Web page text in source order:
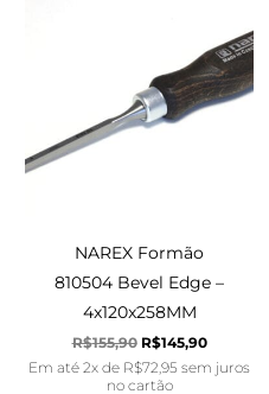
NAREX Formão
810504 Bevel Edge –
4x120x258MM
R$155,90
R$155,90.
R$145,90
atual
é:
R$145,90.
Em até 2x de R$72,95 sem juros
no cartão